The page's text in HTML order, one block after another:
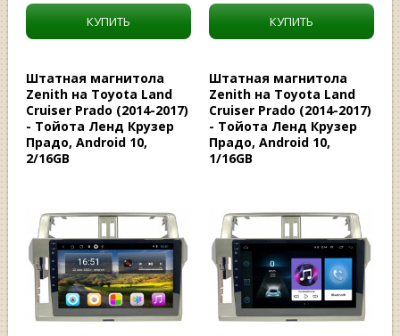
КУПИТЬ КУПИТЬ
Штатная магнитола
Zenith на Toyota Land
Cruiser Prado (2014-2017)
- Тойота Ленд Крузер
Прадо, Android 10,
2/16GB
Штатная магнитола
Zenith на Toyota Land
Cruiser Prado (2014-2017)
- Тойота Ленд Крузер
Прадо, Android 10,
1/16GB